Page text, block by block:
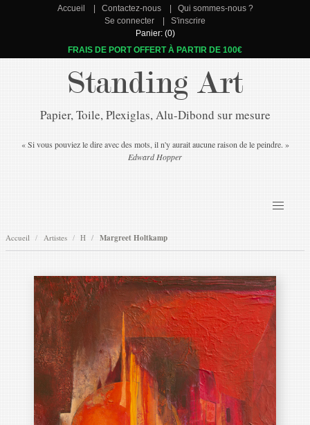
Accueil Contactez-nous
Qui sommes-nous ?
Se connecter
S'inscrire
Panier: (0)
FRAIS DE PORT OFFERT À PARTIR DE 100€
Standing Art
Papier, Toile, Plexiglas, Alu-Dibond sur mesure
« Si vous pouviez le dire avec des mots, il n'y aurait aucune raison de le peindre. »
Edward Hopper
Accueil Artistes H Margreet Holtkamp